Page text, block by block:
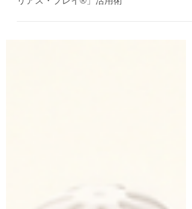
策・選挙・チーム運営を革新する「レゴ®シ